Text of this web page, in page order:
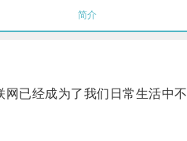
简介
经成为了我们日常生活中不